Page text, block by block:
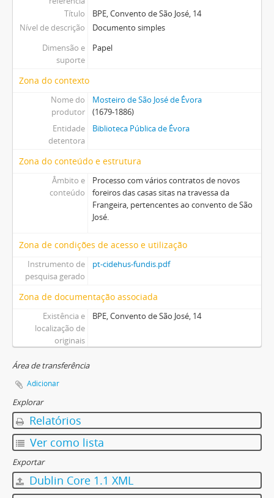
Título
BPE, Convento de São José, 14
Nível de descrição
Documento simples
Dimensão e
suporte
Papel
Zona do contexto
Nome do
produtor
Mosteiro de São José de Évora
(1679-1886)
Entidade
detentora
Biblioteca Pública de Évora
Zona do conteúdo e estrutura
Âmbito e
conteúdo
Processo com vários contratos de novos
foreiros das casas sitas na travessa da
Frangeira, pertencentes ao convento de São
José.
Zona de condições de acesso e utilização
Instrumento de
pesquisa gerado
pt-cidehus-fundis.pdf
Zona de documentação associada
Existência e
localização de
originais
BPE, Convento de São José, 14
Área de transferência
Adicionar
Explorar
Relatórios
Ver como lista
Exportar
Dublin Core 1.1 XML